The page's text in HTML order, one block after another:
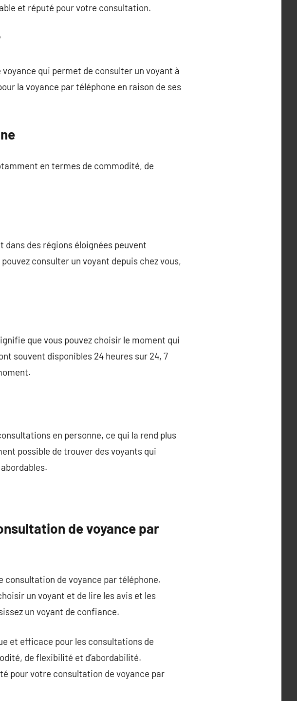
et réputé pour votre consultation.
qui permet de consulter un voyant à
la voyance par téléphone en raison de ses
en termes de commodité, de
dans des régions éloignées peuvent
consulter un voyant depuis chez vous,
que vous pouvez choisir le moment qui
souvent disponibles 24 heures sur 24, 7
en personne, ce qui la rend plus
possible de trouver des voyants qui
de voyance par
de voyance par téléphone.
un voyant et de lire les avis et les
un voyant de confiance.
et efficace pour les consultations de
de flexibilité et d’abordabilité.
pour votre consultation de voyance par